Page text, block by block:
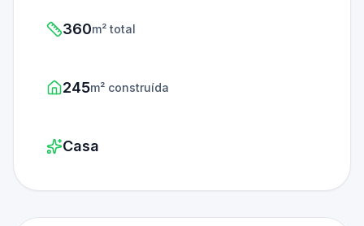
360m² total
245m² construída
Casa